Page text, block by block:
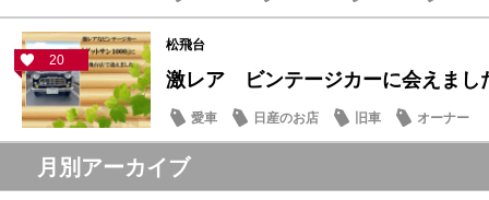
20
松飛台
激レア ビンテージカーに会えまし
愛車 日産のお店 旧車 オーナー
月別アーカイブ